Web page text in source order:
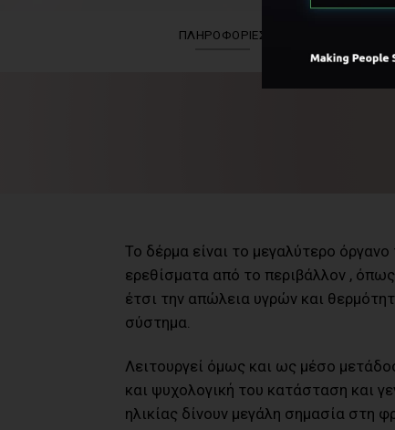
ΠΛΗΡΟΦΟΡΊΕΣ
Το δέρμα είναι το μεγαλύτερο
ερεθίσματα από το περιβάλλον ,
έτσι την απώλεια υγρών και
σύστημα.
Λειτουργεί όμως και ως μέσο
και ψυχολογική του κατάσταση και
ηλικίας δίνουν μεγάλη σημασία στη